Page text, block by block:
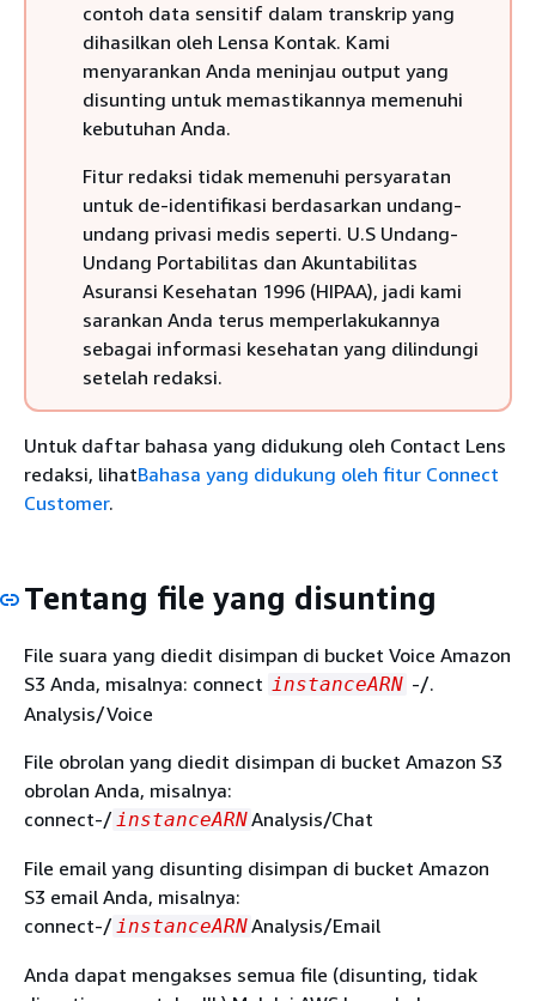
contoh data sensitif dalam transkrip yang
dihasilkan oleh Lensa Kontak. Kami
menyarankan Anda meninjau output yang
disunting untuk memastikannya memenuhi
kebutuhan Anda.
Fitur redaksi tidak memenuhi persyaratan
untuk de-identifikasi berdasarkan undang-
undang privasi medis seperti. U.S Undang-
Undang Portabilitas dan Akuntabilitas
Asuransi Kesehatan 1996 (HIPAA), jadi kami
sarankan Anda terus memperlakukannya
sebagai informasi kesehatan yang dilindungi
setelah redaksi.
Untuk daftar bahasa yang didukung oleh Contact Lens
redaksi, lihatBahasa yang didukung oleh fitur Connect
Customer.
Tentang file yang disunting
File suara yang diedit disimpan di bucket Voice Amazon
S3 Anda, misalnya: connect instanceARN -/.
Analysis/Voice
File obrolan yang diedit disimpan di bucket Amazon S3
obrolan Anda, misalnya:
connect-/ instanceARNAnalysis/Chat
File email yang disunting disimpan di bucket Amazon
S3 email Anda, misalnya:
connect-/ instanceARNAnalysis/Email
Anda dapat mengakses semua file (disunting, tidak